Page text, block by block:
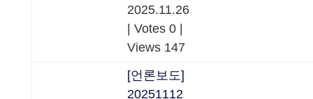
2025.11.26
Votes 0
Views 147
[언론보도]
20251112